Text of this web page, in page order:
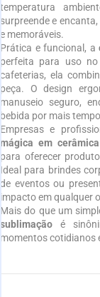
temperatura
surpreende e
e memoráveis.
Prática e funcional, a
perfeita para uso
cafeterias, ela
peça. O design
manuseio seguro,
bebida por mais
Empresas e
mágica em
para oferecer
Ideal para brindes
de eventos ou
impacto em qualquer
Mais do que um
sublimação é
momentos cotidianos